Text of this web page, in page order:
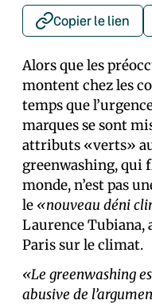
Copier le lien
Alors que les
montent chez les
temps que
marques se sont
attributs «verts»
greenwashing, qui
monde, n’est pas
le «nouveau déni
Laurence Tubiana,
Paris sur le climat.
«Le greenwashing
abusive de